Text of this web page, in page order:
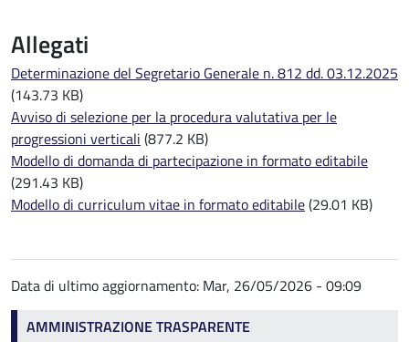
Allegati
Determinazione del Segretario Generale n. 812 dd. 03.12.2025
(143.73 KB)
Avviso di selezione per la procedura valutativa per le
progressioni verticali (877.2 KB)
Modello di domanda di partecipazione in formato editabile
(291.43 KB)
Modello di curriculum vitae in formato editabile(29.01 KB)
Data di ultimo aggiornamento: Mar, 26/05/2026 - 09:09
Amministrazione trasparente
AMMINISTRAZIONE TRASPARENTE